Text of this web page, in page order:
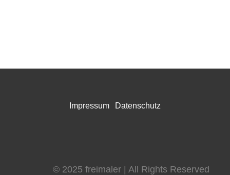
Impressum Datenschutz
© 2025 freimaler | All Rights Reserved